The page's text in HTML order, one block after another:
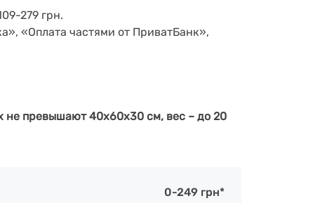
279 грн.
«Оплата частями от ПриватБанк»,
не превышают 40х60х30 см, вес – до 20
0-249 грн*